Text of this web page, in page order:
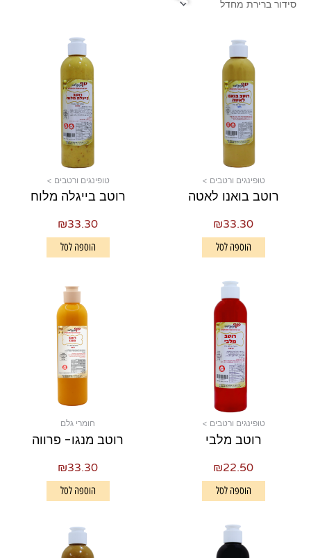
טופינגים ורטבים >
רוטב בואנו לאטה
₪33.30
הוספה לסל
טופינגים ורטבים >
רוטב בייגלה מלוח
₪33.30
הוספה לסל
טופינגים ורטבים >
רוטב מלבי
₪22.50
הוספה לסל
חומרי גלם
רוטב מנגו- פרווה
₪33.30
הוספה לסל